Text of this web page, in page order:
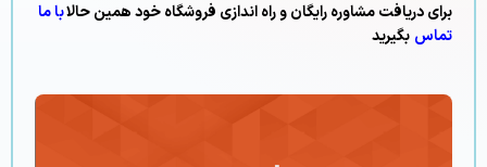
برای دریافت مشاوره رایگان و راه اندازی فروشگاه خود همین حالابا ما
تماس بگیرید